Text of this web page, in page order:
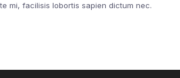
mi, facilisis lobortis sapien dictum nec.